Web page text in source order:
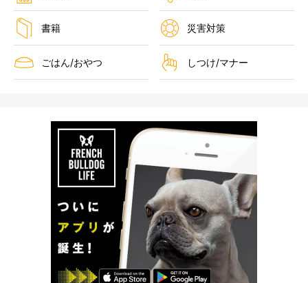
書籍 災害対策
ごはん/おやつ しつけ/マナー